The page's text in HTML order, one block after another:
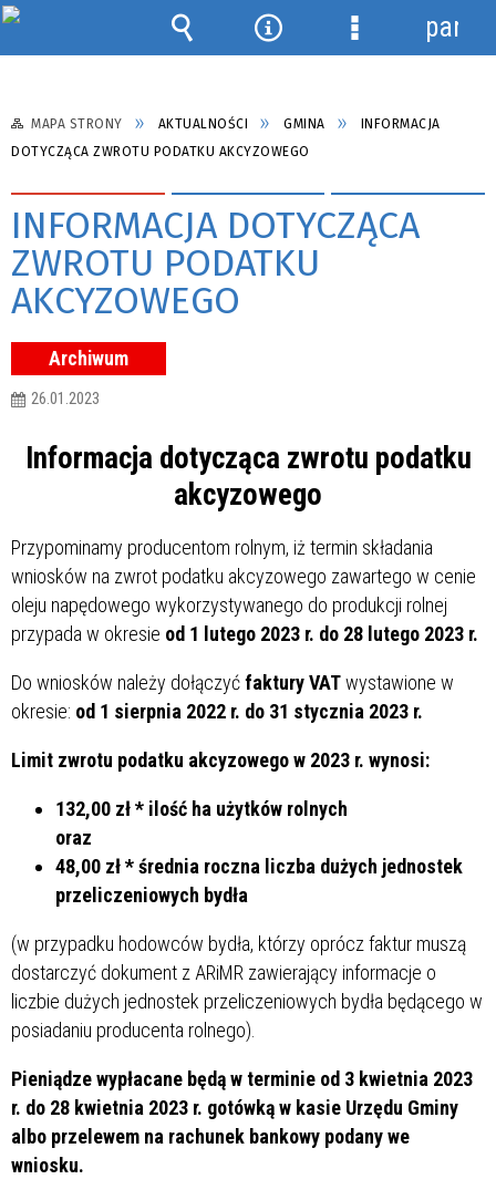
MAPA STRONY AKTUALNOŚCI GMINA
INFORMACJA
DOTYCZĄCA ZWROTU PODATKU AKCYZOWEGO
INFORMACJA DOTYCZĄCA
ZWROTU PODATKU
AKCYZOWEGO
Archiwum
26.01.2023
Informacja dotycząca zwrotu podatku
akcyzowego
Przypominamy producentom rolnym, iż termin składania
wniosków na zwrot podatku akcyzowego zawartego w cenie
oleju napędowego wykorzystywanego do produkcji rolnej
przypada w okresie od 1 lutego 2023 r. do 28 lutego 2023 r.
Do wniosków należy dołączyćfaktury VATwystawione w
okresie: od 1 sierpnia 2022 r. do 31 stycznia 2023 r.
Limit zwrotu podatku akcyzowego w 2023 r. wynosi:
132,00 zł * ilość ha użytków rolnych
oraz
48,00 zł * średnia roczna liczba dużych jednostek
przeliczeniowych bydła
(w przypadku hodowców bydła, którzy oprócz faktur muszą
dostarczyć dokument z ARiMR zawierający informacje o
liczbie dużych jednostek przeliczeniowych bydła będącego w
posiadaniu producenta rolnego).
Pieniądze wypłacane będą w terminie od 3 kwietnia 2023
r. do 28 kwietnia 2023 r. gotówką w kasie Urzędu Gminy
albo przelewem na rachunek bankowy podany we
wniosku.
Wyszukiwarka
NarzędziaMenu
panel